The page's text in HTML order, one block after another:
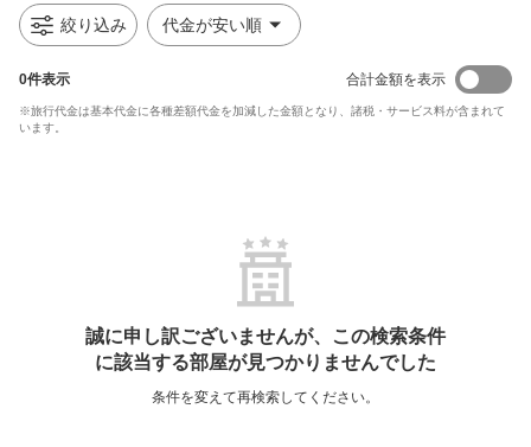
絞り込み 代金が安い順
0件表示 合計金額を表示
※旅行代金は基本代金に各種差額代金を加減した金額となり、諸税・サービス料が含まれて
います。
誠に申し訳ございませんが、この検索条件
に該当する部屋が見つかりませんでした
条件を変えて再検索してください。